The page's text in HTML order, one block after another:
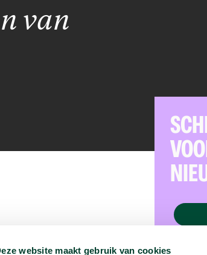
website maakt gebruik van cookies
van